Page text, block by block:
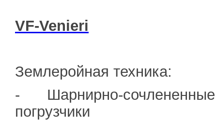
VF-Venieri
Землеройная техника:
- Шарнирно-
погрузчики